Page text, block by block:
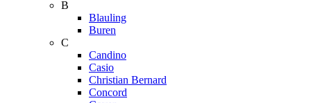
B
Blauling
Buren
C
Candino
Casio
Christian Bernard
Concord